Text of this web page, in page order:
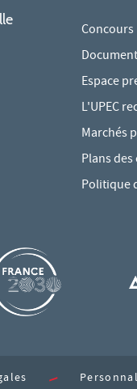
Concours
Espace
L'UPEC
Marchés
Plans
Politique